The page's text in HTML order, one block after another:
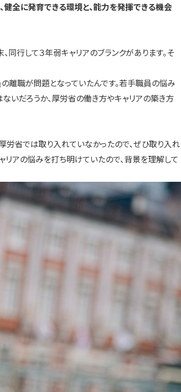
健全に発育できる環境と、能力を発揮できる機会
行して３年弱キャリアのブランクがあります。そ
離職が問題となっていたんです。若手職員の悩み
いだろうか、厚労省の働き方やキャリアの築き方
労省では取り入れていなかったので、ぜひ取り入れ
アの悩みを打ち明けていたので、背景を理解して